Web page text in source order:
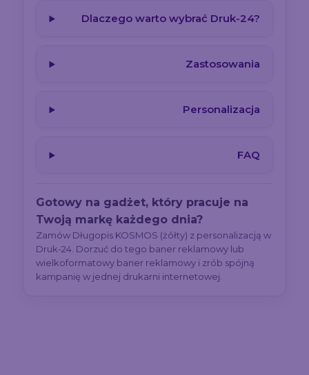
Dlaczego warto wybrać Druk-24?
Zastosowania
Personalizacja
FAQ
Gotowy na gadżet, który pracuje na
Twoją markę każdego dnia?
Zamów Długopis KOSMOS (żółty) z personalizacją w
Druk-24. Dorzuć do tego baner reklamowy lub
wielkoformatowy baner reklamowy i zrób spójną
kampanię w jednej drukarni internetowej.